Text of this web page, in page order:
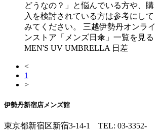
どうなの？」と悩んでいる方や、購
入を検討されている方は参考にして
みてください。 三越伊勢丹オンライ
ンストア「メンズ日傘」一覧を見る
MEN'S UV UMBRELLA 日差
<
1
>
伊勢丹新宿店メンズ館
東京都新宿区新宿3-14-1 TEL: 03-3352-